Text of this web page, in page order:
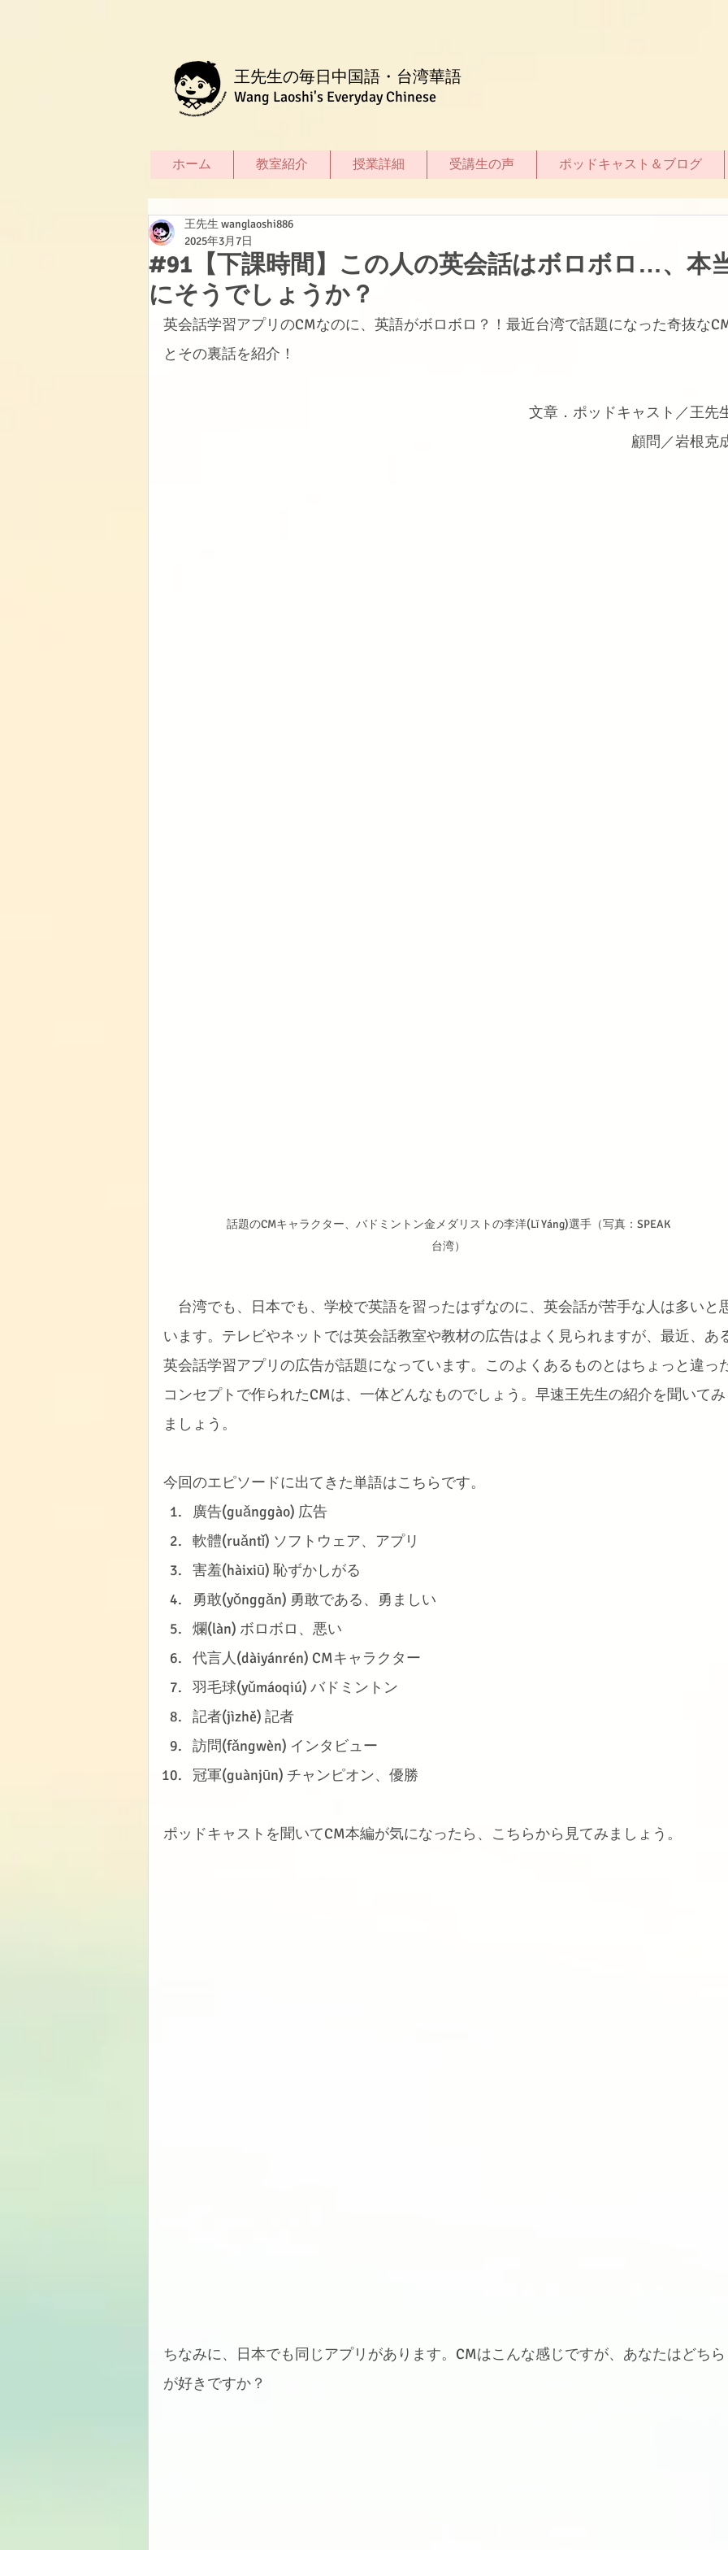
王先生の毎日中国語・台湾華語
Wang Laoshi's Everyday Chinese
ホーム 教室紹介 授業詳細 受講生の声 ポッドキャスト＆ブログ
#91【下課時間】この人の英会話はボロボロ…、本
にそうでしょうか？
王先生 wanglaoshi886
2025年3月7日
英会話学習アプリのCMなのに、英語がボロボロ？！最近台湾で話題になった奇抜な
とその裏話を紹介！
文章．ポッドキャスト／王先
顧問／岩根克
話題のCMキャラクター、バドミントン金メダリストの李洋(Lǐ Yáng)選手（写真：SPEAK
台湾）
台湾でも、日本でも、学校で英語を習ったはずなのに、英会話が苦手な人は多いと
います。テレビやネットでは英会話教室や教材の広告はよく見られますが、最近、あ
英会話学習アプリの広告が話題になっています。このよくあるものとはちょっと違っ
コンセプトで作られたCMは、一体どんなものでしょう。早速王先生の紹介を聞いてみ
ましょう。
今回のエピソードに出てきた単語はこちらです。
廣告(guǎnggào) 広告
軟體(ruǎntǐ) ソフトウェア、アプリ
害羞(hàixiū) 恥ずかしがる
勇敢(yǒnggǎn) 勇敢である、勇ましい
爛(làn) ボロボロ、悪い
代言人(dàiyánrén) CMキャラクター
羽毛球(yǔmáoqiú) バドミントン
記者(jìzhě) 記者
訪問(fǎngwèn) インタビュー
冠軍(guànjūn) チャンピオン、優勝
ポッドキャストを聞いてCM本編が気になったら、こちらから見てみましょう。
ちなみに、日本でも同じアプリがあります。CMはこんな感じですが、あなたはどちら
が好きですか？